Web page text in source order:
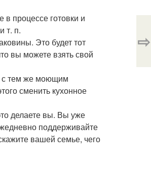
процессе готовки и
т. п.
Это будет тот
вы можете взять свой
с тем же моющим
сменить кухонное
делаете вы. Вы уже
поддерживайте
вашей семье, чего
⇨